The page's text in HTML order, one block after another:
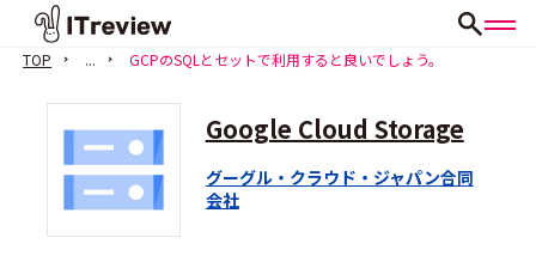
TOP ... GCPのSQLとセットで利用すると良いでしょう。
Google Cloud Storage
グーグル・クラウド・ジャパン合同
会社